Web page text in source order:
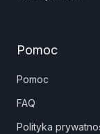
Pomoc
Pomoc
FAQ
Polityka